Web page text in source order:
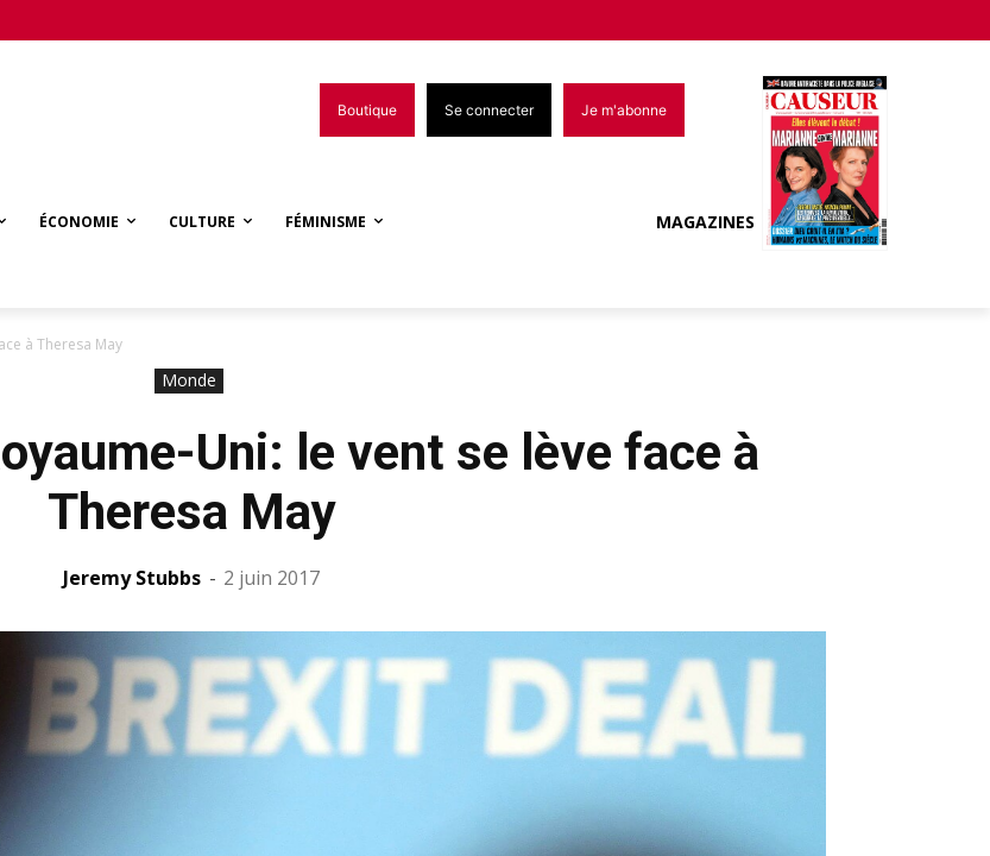
Boutique Se connecter Je m'abonne
ÉCONOMIE CULTURE FÉMINISME MAGAZINES
à Theresa May
Monde
Uni: le vent se lève face à
Theresa May
Jeremy Stubbs - 2 juin 2017